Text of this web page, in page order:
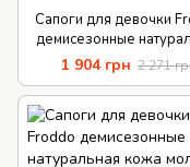
Сапоги для девочки
демисезонные
кожа молния
1 904 грн 2 271